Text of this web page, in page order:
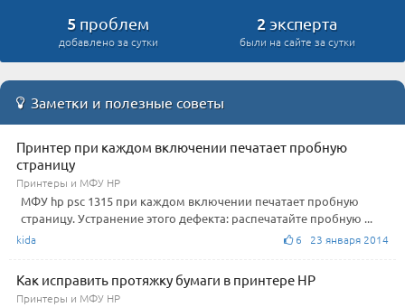
5 проблем
добавлено за сутки
2 эксперта
были на сайте за сутки
Заметки и полезные советы
Принтер при каждом включении печатает пробную
страницу
Принтеры и МФУ HP
МФУ hp psc 1315 при каждом включении печатает пробную
страницу. Устранение этого дефекта: распечатайте пробную ...
kida 6 23 января 2014
Как исправить протяжку бумаги в принтере HP
Принтеры и МФУ HP